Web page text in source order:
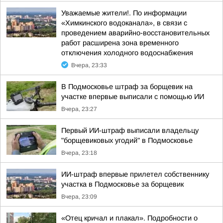
Уважаемые жители!. По информации
«Химкинского водоканала», в связи с
проведением аварийно-восстановительных
работ расширена зона временного
отключения холодного водоснабжения
Вчера, 23:33
В Подмосковье штраф за борщевик на
участке впервые выписали с помощью ИИ
Вчера, 23:27
Первый ИИ-штраф выписали владельцу
"борщевиковых угодий" в Подмосковье
Вчера, 23:18
ИИ-штраф впервые прилетел собственнику
участка в Подмосковье за борщевик
Вчера, 23:09
«Отец кричал и плакал». Подробности о